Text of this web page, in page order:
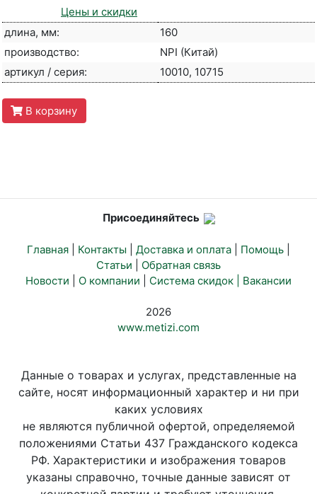
Цены и скидки
длина, мм:
160
производство:
NPI (Китай)
артикул / серия:
10010, 10715
В корзину
Присоединяйтесь
Главная Контакты Доставка и оплата Помощь
Статьи
Обратная связь
Новости
О компании Система скидок | Вакансии
2026
www.metizi.com
Данные о товарах и услугах, представленные на
сайте, носят информационный характер и ни при
каких условиях
не являются публичной офертой, определяемой
положениями Статьи 437 Гражданского кодекса
РФ. Характеристики и изображения товаров
указаны справочно, точные данные зависят от